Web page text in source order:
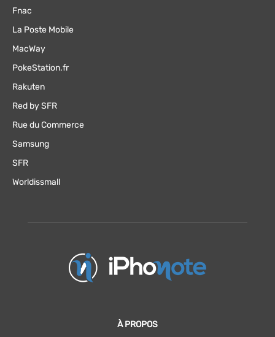
Fnac
La Poste Mobile
MacWay
PokeStation.fr
Rakuten
Red by SFR
Rue du Commerce
Samsung
SFR
Worldissmall
À PROPOS